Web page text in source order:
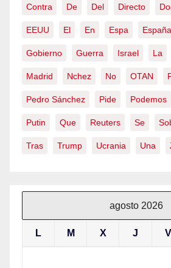
Contra De Del Directo
EEUU El En Espa España
Gobierno Guerra Israel La
Madrid Nchez No OTAN
Pedro Sánchez Pide Podemos
Putin Que Reuters Se
Tras Trump Ucrania Una
agosto 2026
L M X J V